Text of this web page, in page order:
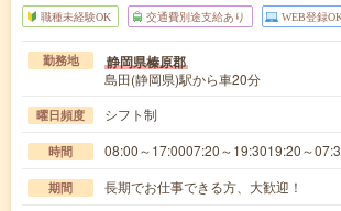
職種未経験OK 交通費別途支給あり WEB登録
勤務地 静岡県榛原郡
島田(静岡県)駅から車20分
曜日頻度 シフト制
時間 08:00～17:0007:20～19:3019:20～
期間 長期でお仕事できる方、大歓迎！